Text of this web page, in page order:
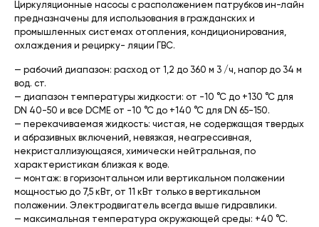
Циркуляционные насосы с расположением патрубков ин-лайн
предназначены для использования в гражданских и
промышленных системах отопления, кондиционирования,
охлаждения и рецирку- ляции ГВС.
— рабочий диапазон: расход от 1,2 до 360 м 3 /ч, напор до 34 м
вод. ст.
— диапазон температуры жидкости: от -10 °С до +130 °С для
DN 40-50 и все DCME от -10 °C до +140 °С для DN 65-150.
— перекачиваемая жидкость: чистая, не содержащая твердых
и абразивных включений, невязкая, неагрессивная,
некристаллизующаяся, химически нейтральная, по
характеристикам близкая к воде.
— монтаж: в горизонтальном или вертикальном положении
мощностью до 7,5 кВт, от 11 кВт только в вертикальном
положении. Электродвигатель всегда выше гидравлики.
— максимальная температура окружающей среды: +40 °C.